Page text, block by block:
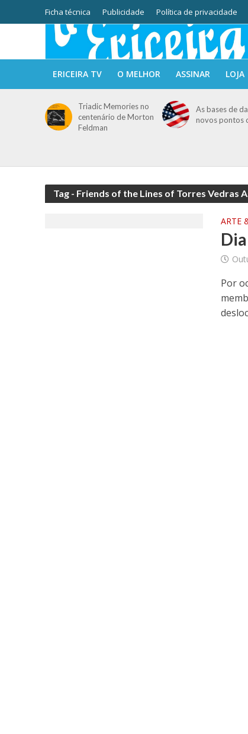
Ficha técnica Publicidade Política de privacidade
ERICEIRA TV O MELHOR ASSINAR LOJA
Triadic Memories no
centenário de Morton
Feldman
As bases de
novos pontos
Tag - Friends of the Lines of Torres Vedras
ARTE
Por